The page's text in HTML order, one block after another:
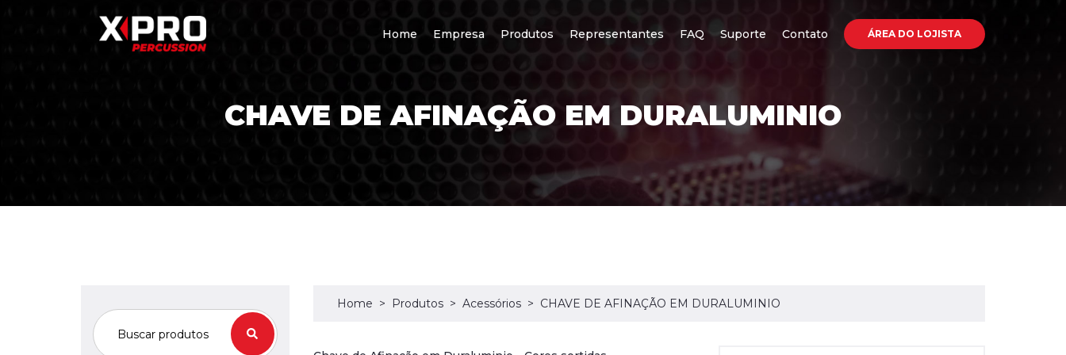
Home Empresa Produtos Representantes FAQ Suporte Contato ÁREA DO LOJISTA
CHAVE DE AFINAÇÃO EM DURALUMINIO
Home Produtos Acessórios CHAVE DE AFINAÇÃO EM DURALUMINIO